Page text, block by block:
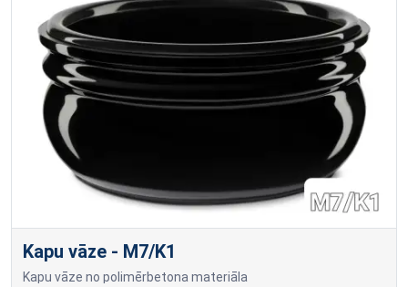
Kapu vāze - M7/K1
Kapu vāze no polimērbetona materiāla